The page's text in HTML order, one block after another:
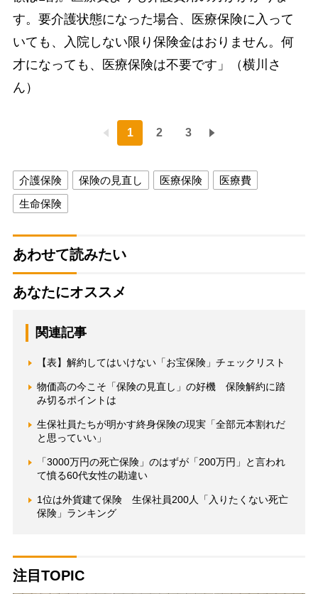
す。要介護状態になった場合、医療保険に入って
いても、入院しない限り保険金はおりません。何
才になっても、医療保険は不要です」（横川さ
ん）
1 2 3
介護保険 保険の見直し 医療保険
医療費
生命保険
あわせて読みたい
あなたにオススメ
関連記事
【表】解約してはいけない「お宝保険」チェックリスト
物価高の今こそ「保険の見直し」の好機 保険解約に踏
み切るポイントは
生保社員たちが明かす終身保険の現実「全部元本割れだ
と思っていい」
「3000万円の死亡保険」のはずが「200万円」と言われ
て憤る60代女性の勘違い
1位は外貨建て保険 生保社員200人「入りたくない死亡
保険」ランキング
注目TOPIC